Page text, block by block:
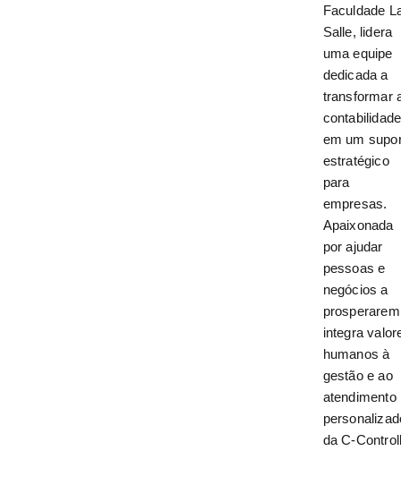
Faculdade
Salle, lidera
uma equipe
dedicada a
transformar
contabilidade
em um
estratégico
para
empresas.
Apaixonada
por ajudar
pessoas e
negócios a
integra
humanos à
gestão e ao
atendimento
da C-